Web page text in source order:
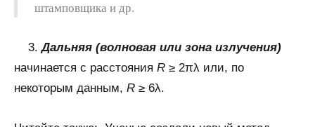
штамповщика и др.
3.Дальняя (волновая или зона излучения)
начинается с расстояния R ≥ 2πλ или, по
некоторым данным, R ≥ 6λ.